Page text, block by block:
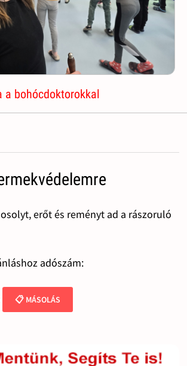
a bohócdoktorokkal
erőt és reményt ad a rászoruló
adószám:
📋 MÁSOLÁS